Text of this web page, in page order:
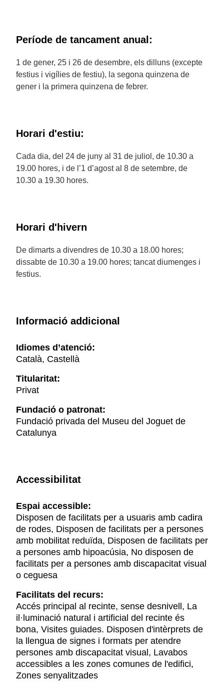
Període de tancament anual:
1 de gener, 25 i 26 de desembre, els dilluns (excepte
festius i vigílies de festiu), la segona quinzena de
gener i la primera quinzena de febrer.
Horari d'estiu:
Cada dia, del 24 de juny al 31 de juliol, de 10.30 a
19.00 hores, i de l’1 d’agost al 8 de setembre, de
10.30 a 19.30 hores.
Horari d'hivern
De dimarts a divendres de 10.30 a 18.00 hores;
dissabte de 10.30 a 19.00 hores; tancat diumenges i
festius.
Informació addicional
Idiomes d’atenció:
Català, Castellà
Titularitat:
Privat
Fundació o patronat:
Fundació privada del Museu del Joguet de
Catalunya
Accessibilitat
Espai accessible:
Disposen de facilitats per a usuaris amb cadira
de rodes, Disposen de facilitats per a persones
amb mobilitat reduïda, Disposen de facilitats per
a persones amb hipoacúsia, No disposen de
facilitats per a persones amb discapacitat visual
o ceguesa
Facilitats del recurs:
Accés principal al recinte, sense desnivell, La
il·luminació natural i artificial del recinte és
bona, Visites guiades. Disposen d'intèrprets de
la llengua de signes i formats per atendre
persones amb discapacitat visual, Lavabos
accessibles a les zones comunes de l'edifici,
Zones senyalitzades